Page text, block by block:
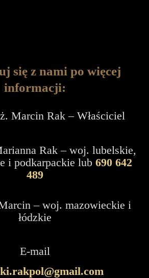
się z nami po więcej
informacji:
Marcin Rak – Właściciel
Rak – woj. lubelskie,
i podkarpackie lub 690 642
489
– woj. mazowieckie i
łódzkie
E-mail